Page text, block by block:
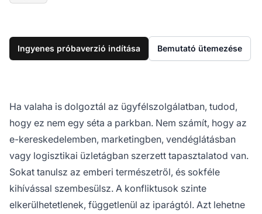
Ingyenes próbaverzió indítása Bemutató ütemezése
Ha valaha is dolgoztál az ügyfélszolgálatban, tudod,
hogy ez nem egy séta a parkban. Nem számít, hogy az
e-kereskedelemben, marketingben, vendéglátásban
vagy logisztikai üzletágban szerzett tapasztalatod van.
Sokat tanulsz az emberi természetről, és sokféle
kihívással szembesülsz. A konfliktusok szinte
elkerülhetetlenek, függetlenül az iparágtól. Azt lehetne